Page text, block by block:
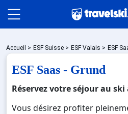
Packages
Stations
Accueil > ESF Suisse > ESF Valais > ESF
ESF Saas - Grund
Réservez votre séjour au ski
Vous désirez profiter